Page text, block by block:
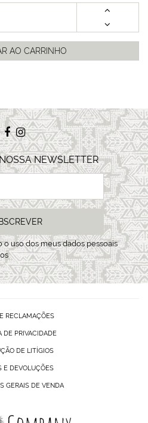
AO CARRINHO
NEWSLETTER
o uso dos meus dados pessoais
RECLAMAÇÕES
DE PRIVACIDADE
DE LITÍGIOS
E DEVOLUÇÕES
GERAIS DE VENDA